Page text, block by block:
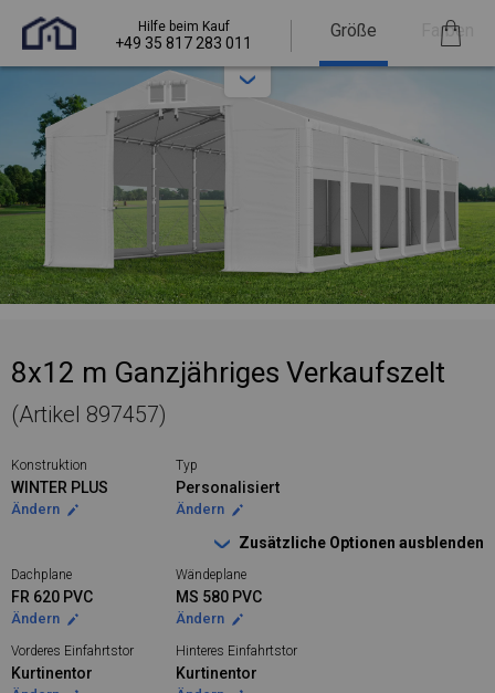
Hilfe beim Kauf
+49 35 817 283 011
Größe Farben
8x12 m Ganzjähriges Verkaufszelt
(Artikel 897457)
Konstruktion
WINTER PLUS
Ändern
Typ
Personalisiert
Ändern
Zusätzliche Optionen ausblenden
Dachplane
FR 620 PVC
Ändern
Wändeplane
MS 580 PVC
Ändern
Vorderes Einfahrtstor
Kurtinentor
Hinteres Einfahrtstor
Kurtinentor